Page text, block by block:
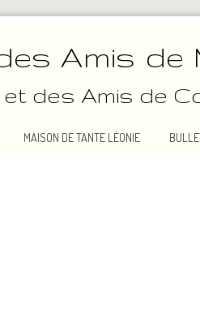
Amis de
et des Amis de
MAISON DE TANTE LÉONIE